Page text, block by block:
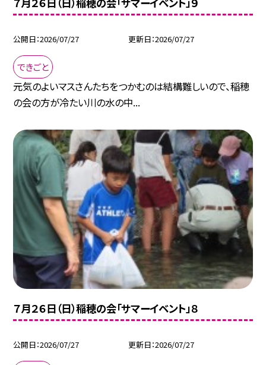
公開日 2026/07/27 更新日 2026/07/27
できごと
元気のよいマスさんたちをつかむのは結構難しいので、稲穂
の会の方が冷たい川の水の中...
７月２６日（日）稲穂の会「サマーイベント」８
公開日 2026/07/27 更新日 2026/07/27